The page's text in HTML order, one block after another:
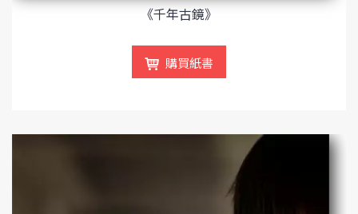
《千年古鏡》
購買紙書